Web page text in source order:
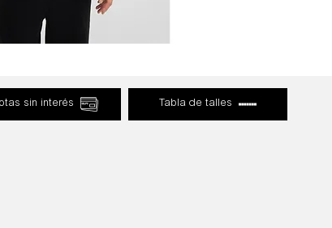
sin interés Tabla de talles